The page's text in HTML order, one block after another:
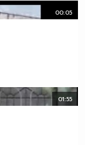
00:05
01:55